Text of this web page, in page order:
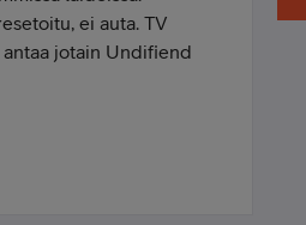
ei auta. TV
antaa jotain Undifiend